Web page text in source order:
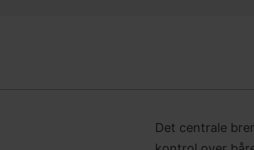
Det centrale